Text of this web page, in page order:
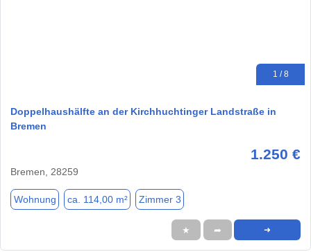
1 / 8
Doppelhaushälfte an der Kirchhuchtinger Landstraße in
Bremen
1.250 €
Bremen, 28259
Wohnung ca. 114,00 m² Zimmer 3
★ ➦ ➜